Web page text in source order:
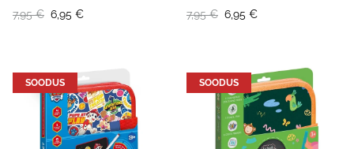
7,95 € 6,95 €
7,95 € 6,95 €
SOODUS SOODUS